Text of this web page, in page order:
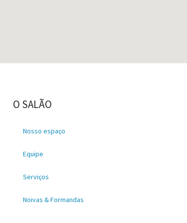
O SALÃO
Nosso espaço
Equipe
Serviços
Noivas & Formandas